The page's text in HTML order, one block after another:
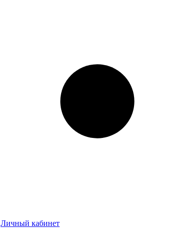
Личный кабинет